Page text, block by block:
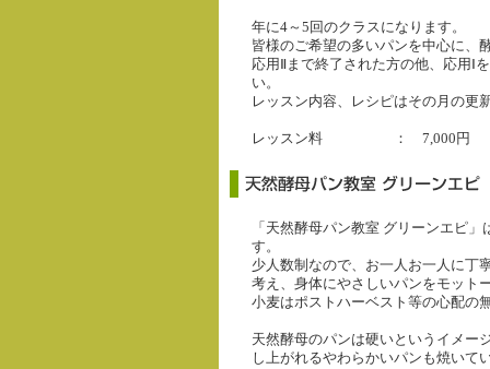
年に4～5回のクラスになります。
皆様のご希望の多いパンを中心に、
応用Ⅱまで終了された方の他、応用Ⅰ
い。
レッスン内容、レシピはその月の更
レッスン料 ： 7,000円
「天然酵母パン教室 グリーンエピ」
す。
少人数制なので、お一人お一人に丁
考え、身体にやさしいパンをモット
小麦はポストハーベスト等の心配の
天然酵母のパンは硬いというイメー
し上がれるやわらかいパンも焼いて